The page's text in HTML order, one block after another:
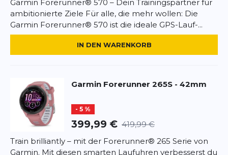
der Herzfrequenzvariabilität während des Schlafs
für einen täglichen sowie 7-Tages-Durchschnitt ?
Running Power ohne kompatibles Zubehör ?
Trainingsfunktionen ? Hochpräzise
Garmin Music4
Vorname
Vorname
Überschrift
Rezension
Rezension
Pflichtfelder
Garmin Forerunner® 570 – Dein Trainingspartner für
ambitionierte Ziele Für alle, die mehr wollen: Die
Garmin Forerunner® 570 ist die ideale GPS-Lauf-...
IN DEN WARENKORB
Garmin Forerunner 265S - 42mm
- 5 %
399,99 € 419,99 €
Train brilliantly – mit der Forerunner® 265 Serie von
Garmin. Mit diesen smarten Laufuhren verbesserst du